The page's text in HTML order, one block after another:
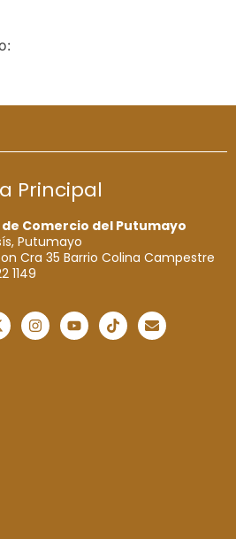
Principal
Comercio del Putumayo
Putumayo
Cra 35 Barrio Colina Campestre
1149